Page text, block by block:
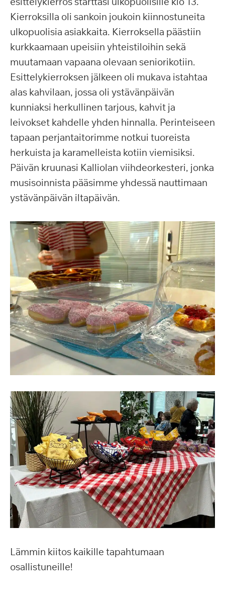
Kierroksilla oli sankoin joukoin kiinnostuneita
ulkopuolisia asiakkaita. Kierroksella päästiin
kurkkaamaan upeisiin yhteistiloihin sekä
muutamaan vapaana olevaan seniorikotiin.
Esittelykierroksen jälkeen oli mukava istahtaa
alas kahvilaan, jossa oli ystävänpäivän
kunniaksi herkullinen tarjous, kahvit ja
leivokset kahdelle yhden hinnalla. Perinteiseen
tapaan perjantaitorimme notkui tuoreista
herkuista ja karamelleista kotiin viemisiksi.
Päivän kruunasi Kalliolan viihdeorkesteri, jonka
musisoinnista pääsimme yhdessä nauttimaan
ystävänpäivän iltapäivän.
Lämmin kiitos kaikille tapahtumaan
osallistuneille!